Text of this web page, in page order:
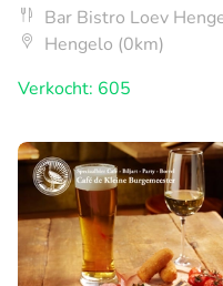
Bar Bistro Loev
Hengelo (0km)
Verkocht: 605